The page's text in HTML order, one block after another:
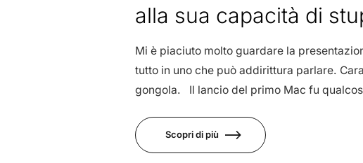
alla sua capacità di
Mi è piaciuto molto guardare la
tutto in uno che può addirittura parlare.
gongola. Il lancio del primo Mac fu
Scopri di più